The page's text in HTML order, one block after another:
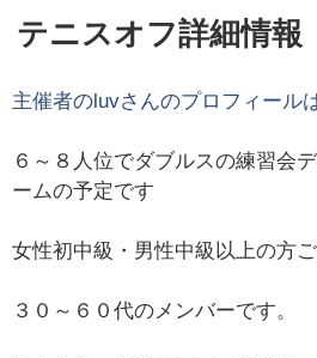
テニスオフ詳細情報
主催者のluvさんのプロフィール
６～８人位でダブルスの練習会
ームの予定です
女性初中級・男性中級以上の方ご
３０～６０代のメンバーです。